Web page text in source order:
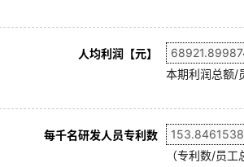
人均利润【元】
本期利润总额/
每千名研发人员专利数
（专利数/员